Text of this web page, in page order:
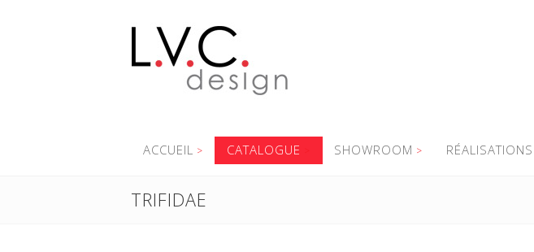
ACCUEIL CATALOGUE SHOWROOM RÉALISATIONS
TRIFIDAE